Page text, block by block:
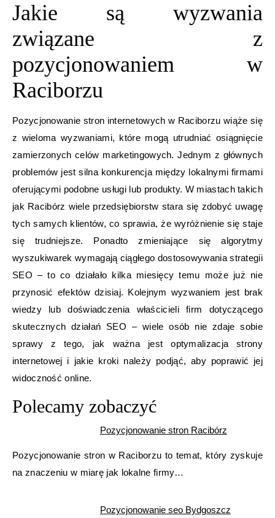
Jakie są wyzwania
związane z
pozycjonowaniem w
Raciborzu
Pozycjonowanie stron internetowych w Raciborzu wiąże się
z wieloma wyzwaniami, które mogą utrudniać osiągnięcie
zamierzonych celów marketingowych. Jednym z głównych
problemów jest silna konkurencja między lokalnymi firmami
oferującymi podobne usługi lub produkty. W miastach takich
jak Racibórz wiele przedsiębiorstw stara się zdobyć uwagę
tych samych klientów, co sprawia, że wyróżnienie się staje
się trudniejsze. Ponadto zmieniające się algorytmy
wyszukiwarek wymagają ciągłego dostosowywania strategii
SEO – to co działało kilka miesięcy temu może już nie
przynosić efektów dzisiaj. Kolejnym wyzwaniem jest brak
wiedzy lub doświadczenia właścicieli firm dotyczącego
skutecznych działań SEO – wiele osób nie zdaje sobie
sprawy z tego, jak ważna jest optymalizacja strony
internetowej i jakie kroki należy podjąć, aby poprawić jej
widoczność online.
Polecamy zobaczyć
Pozycjonowanie stron Racibórz
Pozycjonowanie stron w Raciborzu to temat, który zyskuje
na znaczeniu w miarę jak lokalne firmy…
Pozycjonowanie seo Bydgoszcz